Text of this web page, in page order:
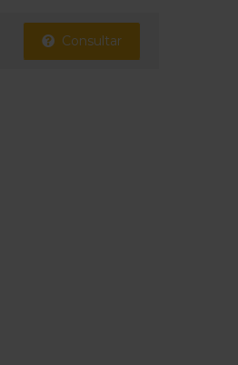
Consultar